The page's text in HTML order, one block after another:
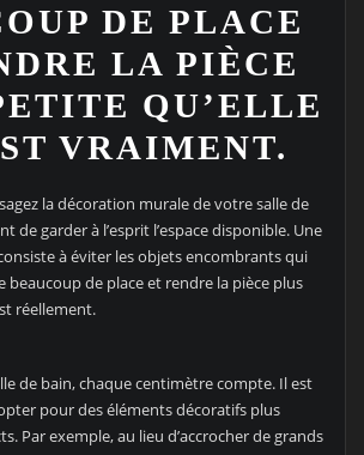
DE PLACE
LA PIÈCE
QU’ELLE
VRAIMENT.
la décoration murale de votre salle de
de garder à l’esprit l’espace disponible. Une
à éviter les objets encombrants qui
de place et rendre la pièce plus
réellement.
de bain, chaque centimètre compte. Il est
pour des éléments décoratifs plus
Par exemple, au lieu d’accrocher de grands